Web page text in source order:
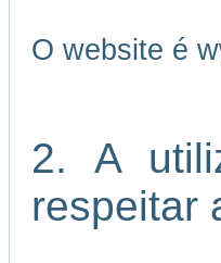
O website é
2. A
respeitar